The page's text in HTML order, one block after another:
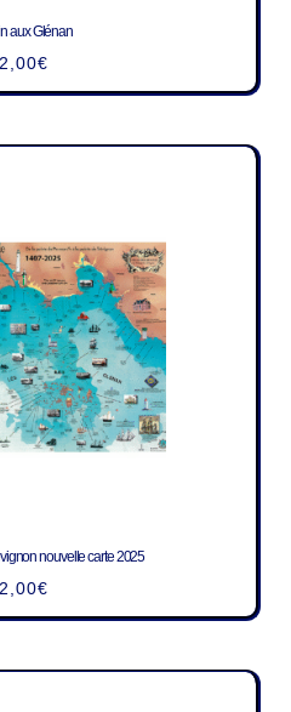
aux Glénan
€
nouvelle carte 2025
€